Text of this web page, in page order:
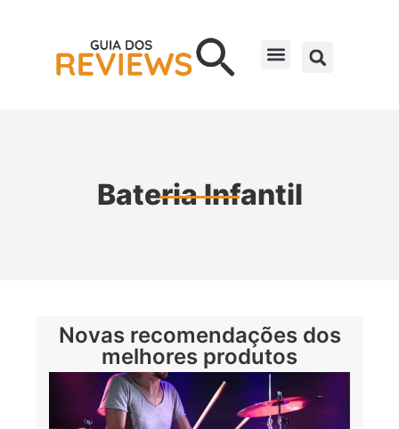
Bateria Infantil
Novas recomendações dos
melhores produtos